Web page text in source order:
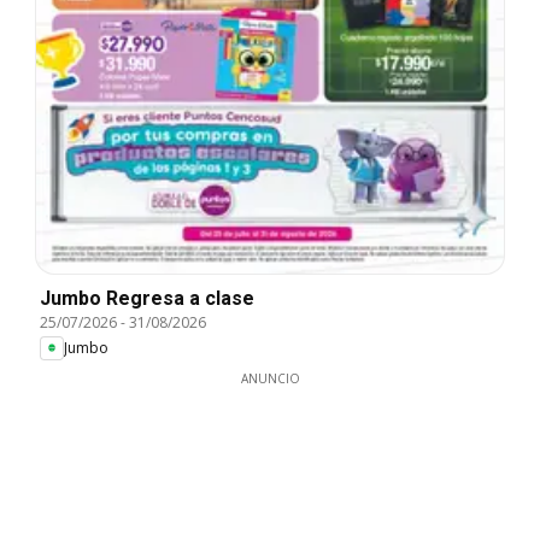
Jumbo Regresa a clase
25/07/2026-31/08/2026
Jumbo
ANUNCIO